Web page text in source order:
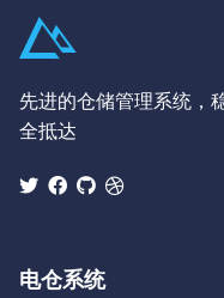
先进的仓储管理系统，
全抵达
电仓系统